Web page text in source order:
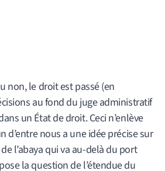
non, le droit est passé (en
au fond du juge administratif
un État de droit. Ceci n’enlève
d’entre nous a une idée précise sur
l’abaya qui va au-delà du port
la question de l’étendue du